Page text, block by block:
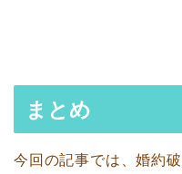
まとめ
今回の記事では、婚約